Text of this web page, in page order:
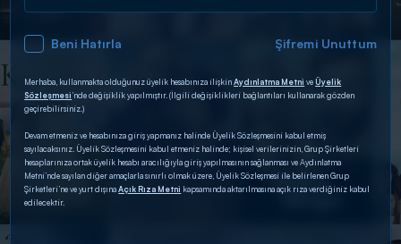
DİĞER SONUÇLAR
Beni Hatırla Şifremi Unuttum
Merhaba, kullanmakta olduğunuz üyelik hesabınıza ilişkinAydınlatma Metni veÜyelik
Sözleşmesi’nde değişiklik yapılmıştır. (İlgili değişiklikleri bağlantıları kullanarak gözden
geçirebilirsiniz.)
Devam etmeniz ve hesabınıza giriş yapmanız halinde Üyelik Sözleşmesini kabul etmiş
sayılacaksınız. Üyelik Sözleşmesini kabul etmeniz halinde; kişisel verilerinizin, Grup Şirketleri
hesaplarınıza ortak üyelik hesabı aracılığıyla giriş yapılmasının sağlanması ve Aydınlatma
Metni’nde sayılan diğer amaçlarla sınırlı olmak üzere, Üyelik Sözleşmesi ile belirlenen Grup
Şirketleri’ne ve yurt dışınaAçık Rıza Metni kapsamında aktarılmasına açık rıza verdiğiniz kabul
edilecektir.